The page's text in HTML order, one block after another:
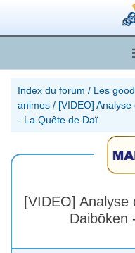
Index du forum / Les
animes / [VIDEO]
- La Quête de Daï
[VIDEO] Analyse
Daibōken